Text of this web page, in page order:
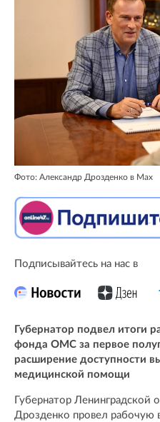
Фото: Александр Дрозденко в Max
Подписывайтесь на нас в
Губернатор подвел итоги
фонда ОМС за первое
расширение доступности
медицинской помощи
Губернатор Ленинградской
Дрозденко провел рабочую